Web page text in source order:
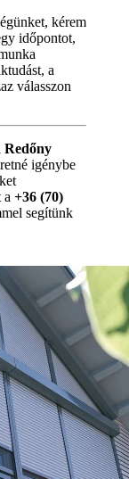
kérem
időpontot,
a
válasszon
Redőny
igénybe
a +36 (70)
segítünk